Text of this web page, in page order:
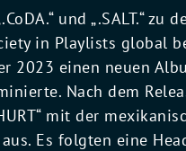
und „.SALT.“
in Playlists global
2023 einen neuen
Nach dem
mit der
Es folgten eine